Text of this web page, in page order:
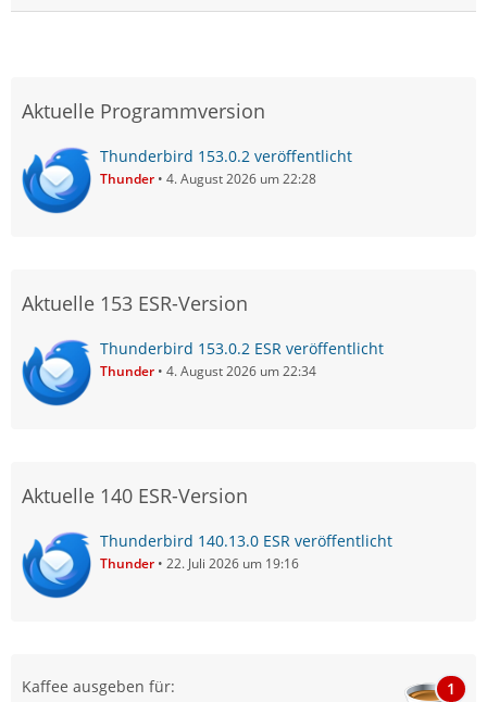
Aktuelle Programmversion
Thunderbird 153.0.2 veröffentlicht
Thunder 4. August 2026 um 22:28
Aktuelle 153 ESR-Version
Thunderbird 153.0.2 ESR veröffentlicht
Thunder 4. August 2026 um 22:34
Aktuelle 140 ESR-Version
Thunderbird 140.13.0 ESR veröffentlicht
Thunder 22. Juli 2026 um 19:16
Kaffee ausgeben für: 1